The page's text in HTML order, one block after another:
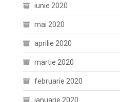
iunie 2020
mai 2020
aprilie 2020
martie 2020
februarie 2020
ianuarie 2020